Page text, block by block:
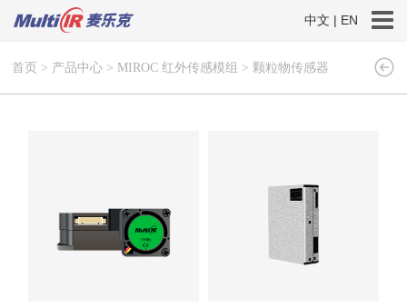
中文 | EN
首页 > 产品中心 > MIROC 红外传感模组 > 颗粒物传感器